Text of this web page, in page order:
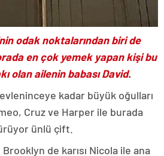
odak noktalarından biri de
en çok yemek yapan kişi bu
olan ailenin babası David.
kadar büyük oğulları
Cruz ve Harper ile burada
ünlü çift.
Brooklyn de karısı Nicola ile ana